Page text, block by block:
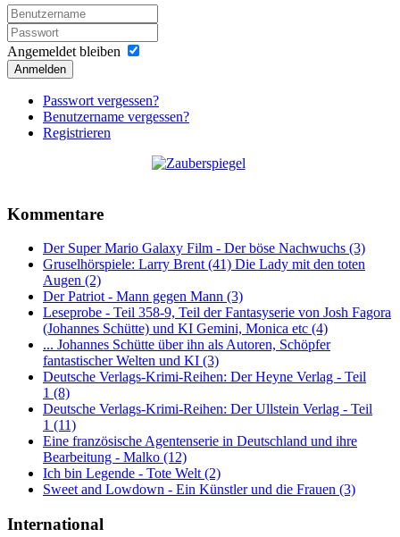
Angemeldet bleiben
Anmelden
Passwort vergessen?
Benutzername vergessen?
Registrieren
Kommentare
Der Super Mario Galaxy Film - Der böse Nachwuchs (3)
Gruselhörspiele: Larry Brent (41) Die Lady mit den toten
Augen (2)
Der Patriot - Mann gegen Mann (3)
Leseprobe - Teil 358-9, Teil der Fantasyserie von Josh Fagora
(Johannes Schütte) und KI Gemini, Monica etc (4)
... Johannes Schütte über ihn als Autoren, Schöpfer
fantastischer Welten und KI (3)
Deutsche Verlags-Krimi-Reihen: Der Heyne Verlag - Teil
1 (8)
Deutsche Verlags-Krimi-Reihen: Der Ullstein Verlag - Teil
1 (11)
Eine französische Agentenserie in Deutschland und ihre
Bearbeitung - Malko (12)
Ich bin Legende - Tote Welt (2)
Sweet and Lowdown - Ein Künstler und die Frauen (3)
International